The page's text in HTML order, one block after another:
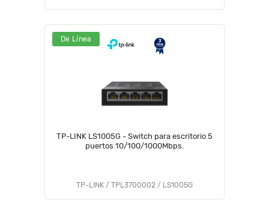
De Línea
TP-LINK LS1005G - Switch para escritorio 5
puertos 10/100/1000Mbps.
TP-LINK / TPL3700002 / LS1005G